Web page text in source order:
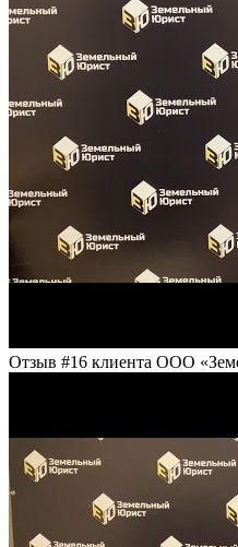
Отзыв #16 клиента ООО